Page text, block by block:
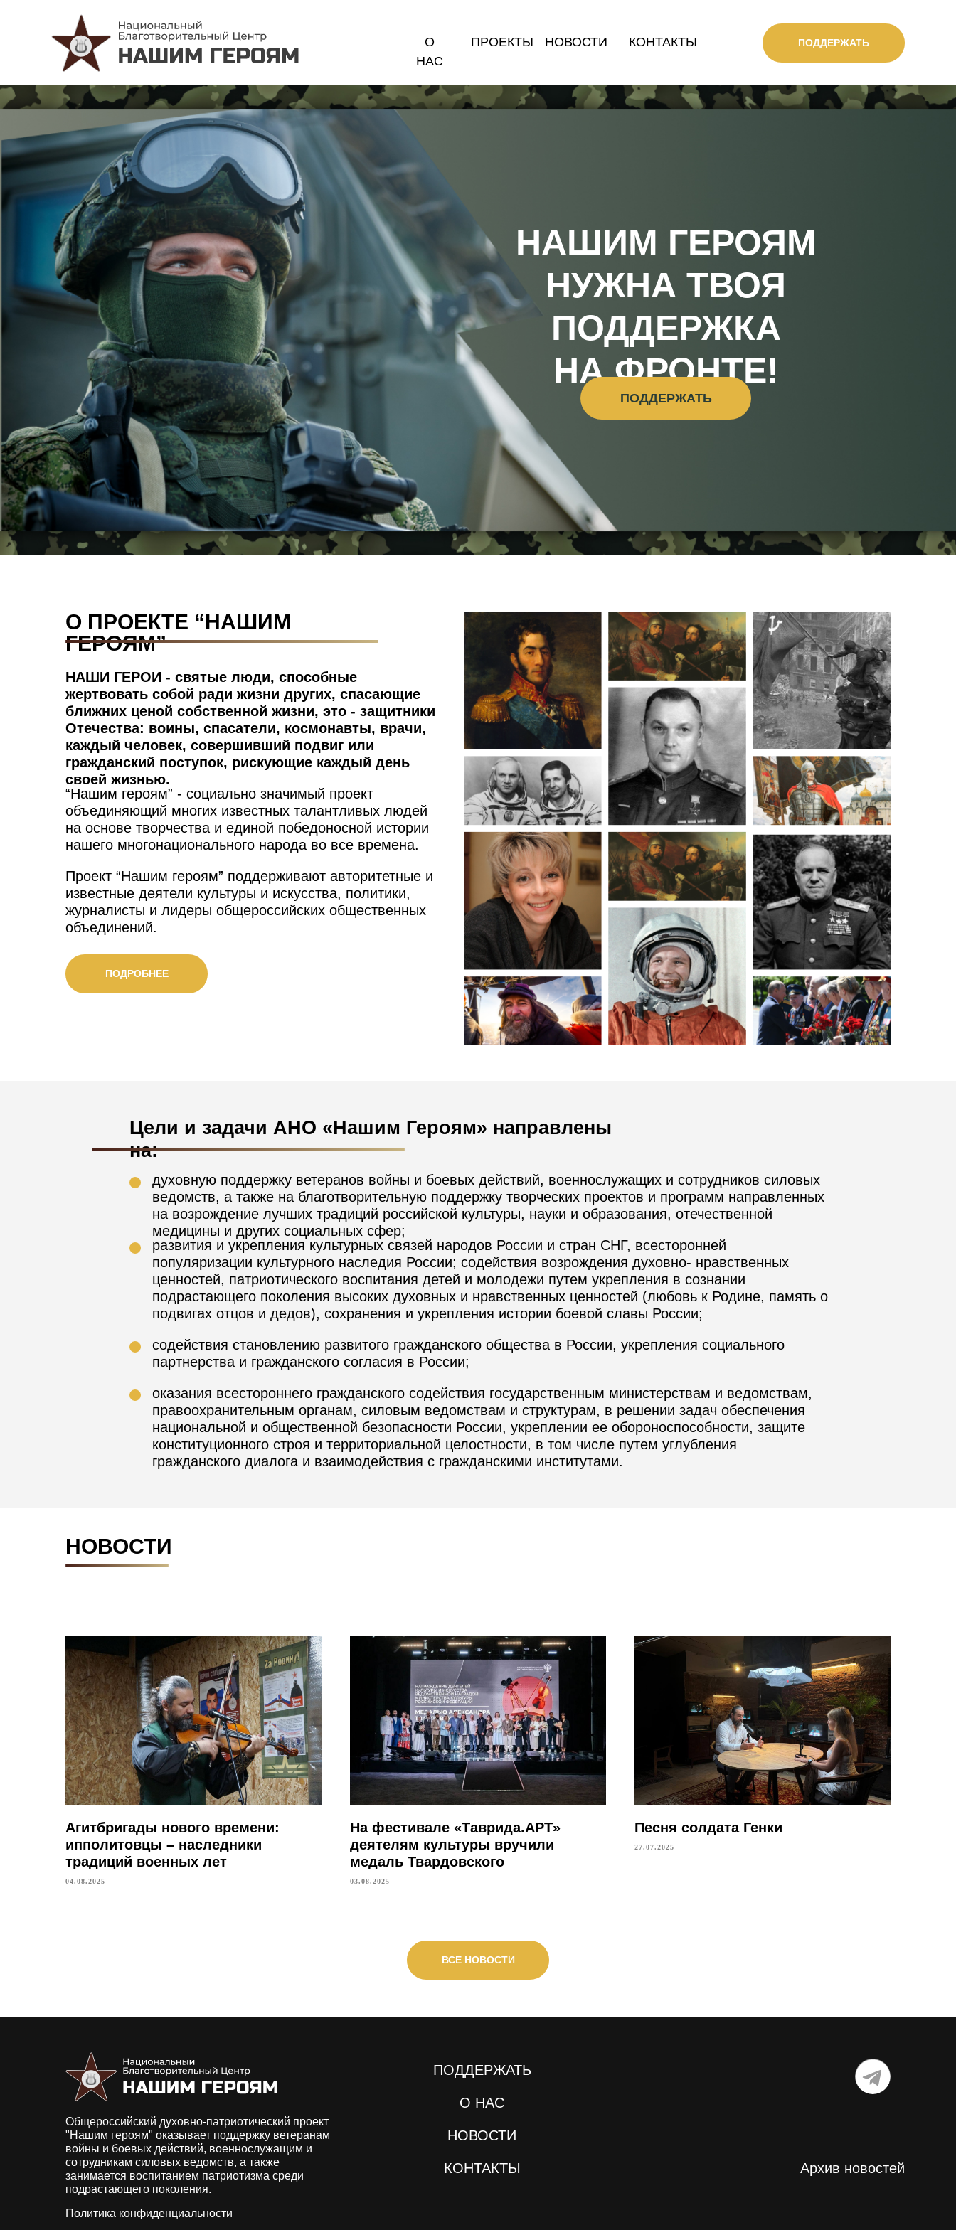
О
НАС
НОВОСТИ КОНТАКТЫ
ПРОЕКТЫ ПОДДЕРЖАТЬ
НАШИМ ГЕРОЯМ
НУЖНА ТВОЯ
ПОДДЕРЖКА
НА ФРОНТЕ!
ПОДДЕРЖАТЬ
О ПРОЕКТЕ “НАШИМ
ГЕРОЯМ”
НАШИ ГЕРОИ - святые люди, способные
жертвовать собой ради жизни других, спасающие
ближних ценой собственной жизни, это - защитники
Отечества: воины, спасатели, космонавты, врачи,
каждый человек, совершивший подвиг или
гражданский поступок, рискующие каждый день
своей жизнью.
“Нашим героям” - социально значимый проект
объединяющий многих известных талантливых людей
на основе творчества и единой победоносной истории
нашего многонационального народа во все времена.
Проект “Нашим героям” поддерживают авторитетные и
известные деятели культуры и искусства, политики,
журналисты и лидеры общероссийских общественных
объединений.
ПОДРОБНЕЕ
Цели и задачи АНО «Нашим Героям» направлены
на:
духовную поддержку ветеранов войны и боевых действий, военнослужащих и сотрудников силовых
ведомств, а также на благотворительную поддержку творческих проектов и программ направленных
на возрождение лучших традиций российской культуры, науки и образования, отечественной
медицины и других социальных сфер;
развития и укрепления культурных связей народов России и стран СНГ, всесторонней
популяризации культурного наследия России; содействия возрождения духовно- нравственных
ценностей, патриотического воспитания детей и молодежи путем укрепления в сознании
подрастающего поколения высоких духовных и нравственных ценностей (любовь к Родине, память о
подвигах отцов и дедов), сохранения и укрепления истории боевой славы России;
содействия становлению развитого гражданского общества в России, укрепления социального
партнерства и гражданского согласия в России;
оказания всестороннего гражданского содействия государственным министерствам и ведомствам,
правоохранительным органам, силовым ведомствам и структурам, в решении задач обеспечения
национальной и общественной безопасности России, укреплении ее обороноспособности, защите
конституционного строя и территориальной целостности, в том числе путем углубления
гражданского диалога и взаимодействия с гражданскими институтами.
НОВОСТИ
Агитбригады нового времени:
ипполитовцы – наследники
традиций военных лет
04.08.2025
На фестивале «Таврида.АРТ»
деятелям культуры вручили
медаль Твардовского
03.08.2025
Песня солдата Генки
27.07.2025
ВСЕ НОВОСТИ
О НАС
НОВОСТИ
КОНТАКТЫ
Общероссийский духовно-патриотический проект
"Нашим героям" оказывает поддержку ветеранам
войны и боевых действий, военнослужащим и
сотрудникам силовых ведомств, а также
занимается воспитанием патриотизма среди
подрастающего поколения.
ПОДДЕРЖАТЬ
Политика конфиденциальности
Архив новостей